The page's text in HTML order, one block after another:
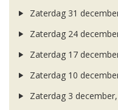
Zaterdag 31
Zaterdag 24
Zaterdag 17
Zaterdag 10
Zaterdag 3